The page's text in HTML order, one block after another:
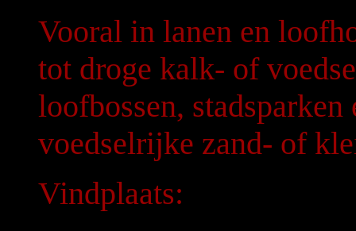
Vooral in lanen en
tot droge kalk- of
loofbossen, stadsparken
voedselrijke zand- of
Vindplaats: